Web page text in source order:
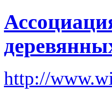
http://